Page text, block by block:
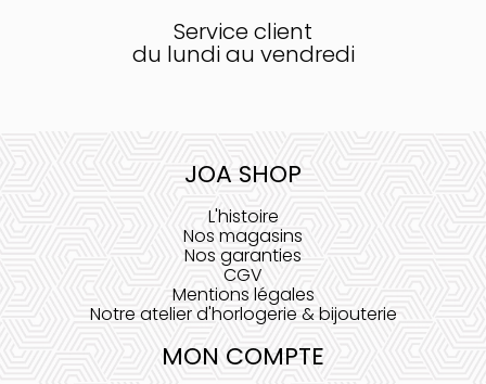
Service client
du lundi au vendredi
JOA SHOP
L'histoire
Nos magasins
Nos garanties
CGV
Mentions légales
Notre atelier d'horlogerie & bijouterie
MON COMPTE